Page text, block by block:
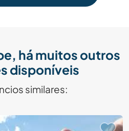
há muitos outros
disponíveis
similares: